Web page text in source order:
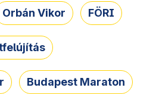
Orbán Vikor FÖRI
Budapest Maraton